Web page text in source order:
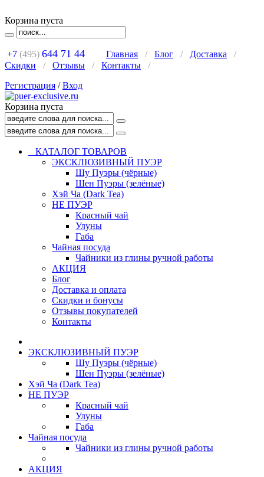
Корзина пуста
+7 (495) 644 71 44 Главная / Блог / Доставка
/
Скидки
/ Отзывы / Контакты
/
Регистрация /Вход
Корзина пуста
КАТАЛОГ ТОВАРОВ
ЭКСКЛЮЗИВНЫЙ ПУЭР
Шу Пуэры (чёрные)
Шен Пуэры (зелёные)
Хэй Ча (Dark Tea)
НЕ ПУЭР
Красный чай
Улуны
Габа
Чайная посуда
Чайники из глины ручной работы
АКЦИЯ
Блог
Доставка и оплата
Скидки и бонусы
Отзывы покупателей
Контакты
ЭКСКЛЮЗИВНЫЙ ПУЭР
Шу Пуэры (чёрные)
Шен Пуэры (зелёные)
Хэй Ча (Dark Tea)
НЕ ПУЭР
Красный чай
Улуны
Габа
Чайная посуда
Чайники из глины ручной работы
АКЦИЯ